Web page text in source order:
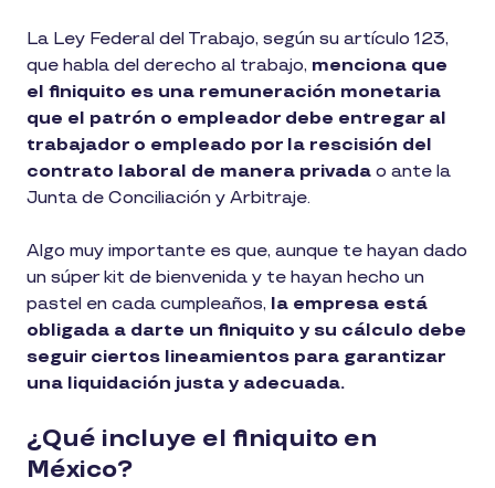
La Ley Federal del Trabajo, según su artículo 123,
que habla del derecho al trabajo, menciona que
el finiquito es una remuneración monetaria
que el patrón o empleador debe entregar al
trabajador o empleado por la rescisión del
contrato laboral de manera privada o ante la
Junta de Conciliación y Arbitraje.
Algo muy importante es que, aunque te hayan dado
un súper kit de bienvenida y te hayan hecho un
pastel en cada cumpleaños, la empresa está
obligada a darte un finiquito y su cálculo debe
seguir ciertos lineamientos para garantizar
una liquidación justa y adecuada.
¿Qué incluye el finiquito en
México?